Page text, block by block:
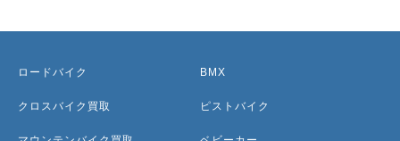
ロードバイク
クロスバイク買取
BMX
ピストバイク